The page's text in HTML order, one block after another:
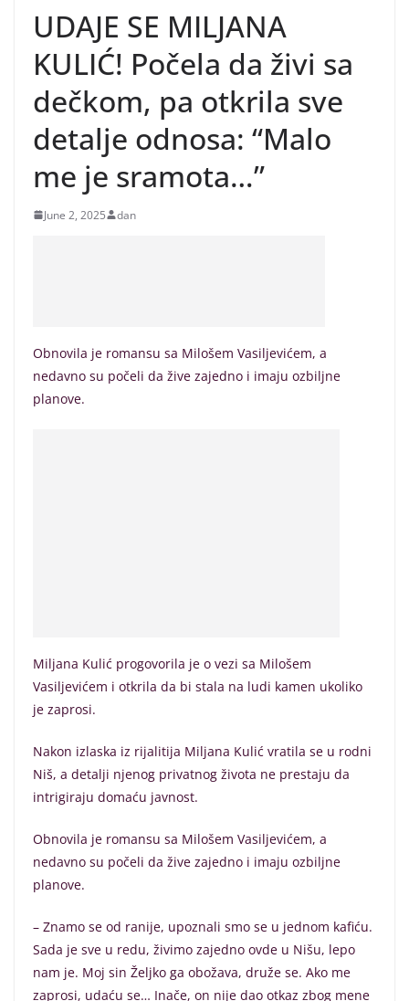
UDAJE SE MILJANA
KULIĆ! Počela da živi sa
dečkom, pa otkrila sve
detalje odnosa: “Malo
me je sramota…”
June 2, 2025 dan
Obnovila je romansu sa Milošem Vasiljevićem, a
nedavno su počeli da žive zajedno i imaju ozbiljne
planove.
Miljana Kulić progovorila je o vezi sa Milošem
Vasiljevićem i otkrila da bi stala na ludi kamen ukoliko
je zaprosi.
Nakon izlaska iz rijalitija Miljana Kulić vratila se u rodni
Niš, a detalji njenog privatnog života ne prestaju da
intrigiraju domaću javnost.
Obnovila je romansu sa Milošem Vasiljevićem, a
nedavno su počeli da žive zajedno i imaju ozbiljne
planove.
– Znamo se od ranije, upoznali smo se u jednom kafiću.
Sada je sve u redu, živimo zajedno ovde u Nišu, lepo
nam je. Moj sin Željko ga obožava, druže se. Ako me
zaprosi, udaću se… Inače, on nije dao otkaz zbog mene